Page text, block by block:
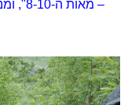
– מאות ה-8-10", ומנהל אתר http://tour4less.co.